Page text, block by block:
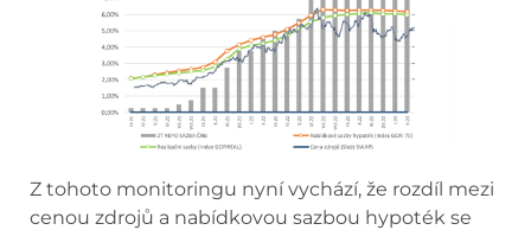
Z tohoto monitoringu nyní vychází, že rozdíl mezi
cenou zdrojů a nabídkovou sazbou hypoték se